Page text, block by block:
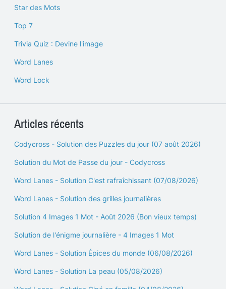
Star des Mots
Top 7
Trivia Quiz : Devine l'image
Word Lanes
Word Lock
Articles récents
Codycross - Solution des Puzzles du jour (07 août 2026)
Solution du Mot de Passe du jour - Codycross
Word Lanes - Solution C'est rafraîchissant (07/08/2026)
Word Lanes - Solution des grilles journalières
Solution 4 Images 1 Mot - Août 2026 (Bon vieux temps)
Solution de l'énigme journalière - 4 Images 1 Mot
Word Lanes - Solution Épices du monde (06/08/2026)
Word Lanes - Solution La peau (05/08/2026)